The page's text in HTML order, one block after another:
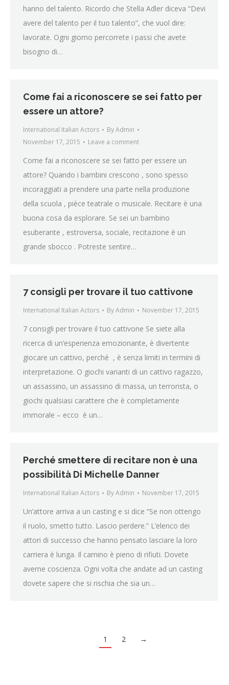
hanno del talento. Ricordo che Stella Adler diceva “Devi
avere del talento per il tuo talento”, che vuol dire:
lavorate. Ogni giorno percorrete i passi che avete
bisogno di…
Come fai a riconoscere se sei fatto per
essere un attore?
International Italian Actors ByAdmin
November 17, 2015
Leave a comment
Come fai a riconoscere se sei fatto per essere un
attore? Quando i bambini crescono , sono spesso
incoraggiati a prendere una parte nella produzione
della scuola , pièce teatrale o musicale. Recitare è una
buona cosa da esplorare. Se sei un bambino
esuberante , estroversa, sociale, recitazione è un
grande sbocco . Potreste sentire…
7 consigli per trovare il tuo cattivone
International Italian Actors ByAdmin November 17, 2015
7 consigli per trovare il tuo cattivone Se siete alla
ricerca di un’esperienza emozionante, è divertente
giocare un cattivo, perché , è senza limiti in termini di
interpretazione. O giochi varianti di un cattivo ragazzo,
un assassino, un assassino di massa, un terrorista, o
giochi qualsiasi carattere che è completamente
immorale – ecco è un…
Perché smettere di recitare non è una
possibilità Di Michelle Danner
International Italian Actors ByAdmin November 17, 2015
Un’attore arriva a un casting e si dice “Se non ottengo
il ruolo, smetto tutto. Lascio perdere.” L’elenco dei
attori di successo che hanno pensato lasciare la loro
carriera è lunga. Il camino è pieno di rifiuti. Dovete
averne coscienza. Ogni volta che andate ad un casting
dovete sapere che si rischia che sia un…
1 2 →